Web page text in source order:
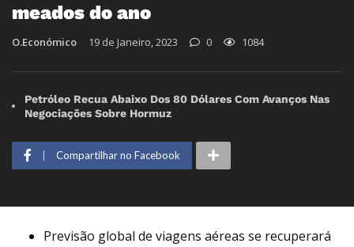
meados do ano
O.Económico 19 de Janeiro, 2023 0 1084
Petróleo Recua Abaixo Dos 80 Dólares Com Avanços Nas
Negociações Sobre Hormuz
Compartilhar no Facebook
Previsão global de viagens aéreas se recuperará